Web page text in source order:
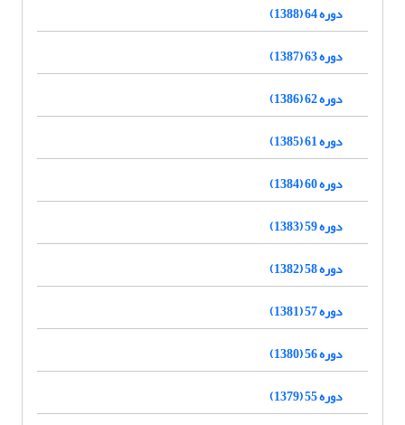
دوره 64 (1388)
دوره 63 (1387)
دوره 62 (1386)
دوره 61 (1385)
دوره 60 (1384)
دوره 59 (1383)
دوره 58 (1382)
دوره 57 (1381)
دوره 56 (1380)
دوره 55 (1379)